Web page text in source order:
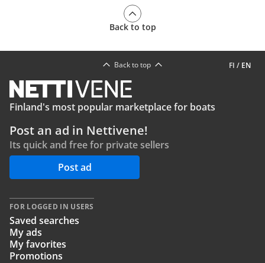
Back to top
FI / EN
Back to top
Finland's most popular marketplace for boats
Post an ad in Nettivene!
Its quick and free for private sellers
Post ad
FOR LOGGED IN USERS
Saved searches
My ads
My favorites
Promotions